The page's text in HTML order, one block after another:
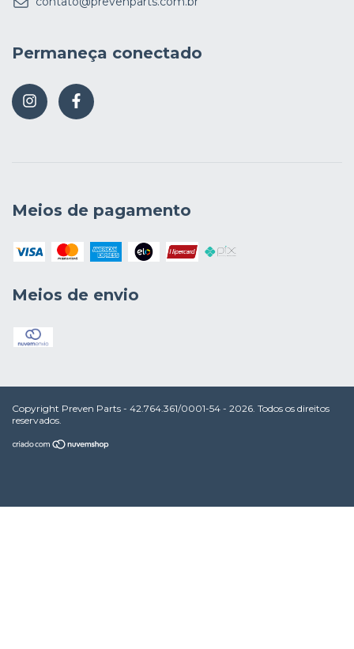
Permaneça conectado
Meios de pagamento
Meios de envio
Copyright Preven Parts - 42.764.361/0001-54 - 2026. Todos os direitos
reservados.